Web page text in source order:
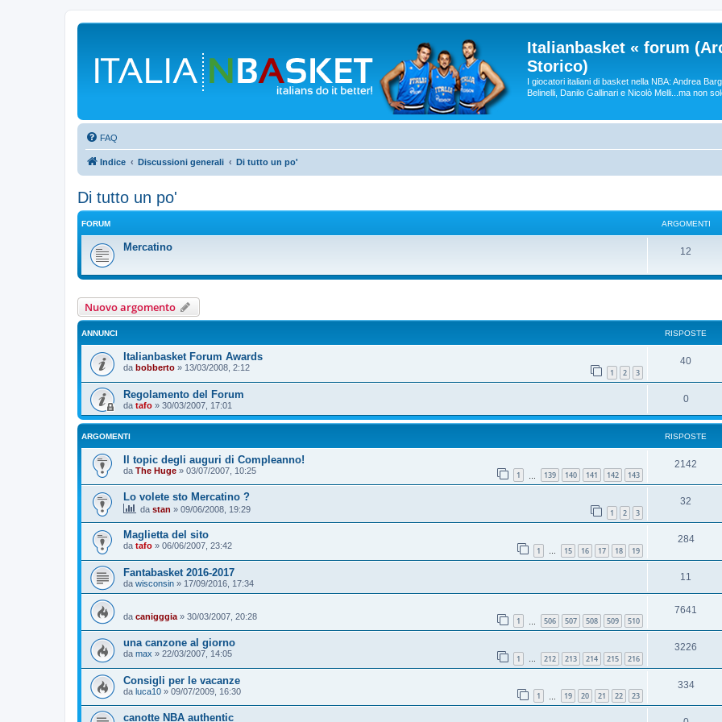
Italianbasket « forum
Storico)
I giocatori italiani di basket nella NBA: Andrea
Belinelli, Danilo Gallinari e Nicolò Melli...ma non
FAQ
Indice Discussioni generali Di tutto un po'
Di tutto un po'
FORUM ARGOMENTI
Mercatino 12
Nuovo argomento
ANNUNCI RISPOSTE
Italianbasket Forum Awards
da bobberto » 13/03/2008, 2:12 1 2 3
40
Regolamento del Forum
da tafo » 30/03/2007, 17:01
0
ARGOMENTI RISPOSTE
Il topic degli auguri di Compleanno!
da The Huge » 03/07/2007, 10:25 1 139 140 141 142 143
2142
Lo volete sto Mercatino ?
da stan » 09/06/2008, 19:29 1 2 3
32
Maglietta del sito
da tafo » 06/06/2007, 23:42 1 … 15 16 17 18 19
284
Fantabasket 2016-2017
da wisconsin » 17/09/2016, 17:34
11
da canigggia » 30/03/2007, 20:28 1 506 507 508 509 510
7641
una canzone al giorno
da max » 22/03/2007, 14:05 1 … 212 213 214 215 216
3226
Consigli per le vacanze
da luca10 » 09/07/2009, 16:30 1 19 20 21 22 23
334
canotte NBA authentic